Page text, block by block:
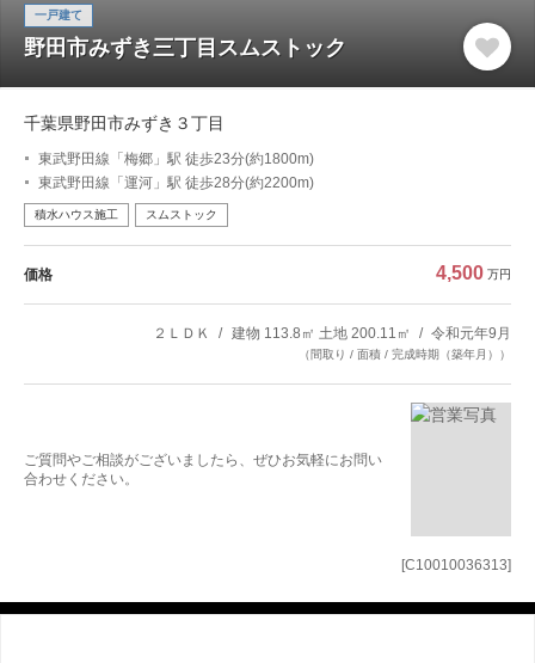
[C10010036313]
一戸建て
野田市みずき三丁目スムストック
千葉県野田市みずき３丁目
東武野田線「梅郷」駅 徒歩23分(約1800m)
東武野田線「運河」駅 徒歩28分(約2200m)
積水ハウス施工 スムストック
価格 4,500 万円
２ＬＤＫ 建物 113.8㎡ 土地 200.11㎡ 令和元年9月
（間取り / 面積 / 完成時期（築年月））
ご質問やご相談がございましたら、ぜひお気軽にお問い
合わせください。